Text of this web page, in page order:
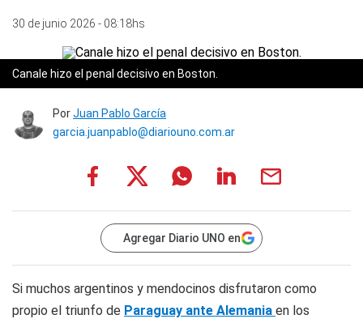
30 de junio 2026 - 08:18hs
Canale hizo el penal decisivo en Boston.
PorJuan Pablo García
garcia.juanpablo@diariouno.com.ar
Agregar Diario UNO en
Si muchos argentinos y mendocinos disfrutaron como
propio el triunfo de Paraguay ante Alemania en los